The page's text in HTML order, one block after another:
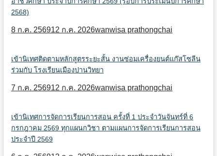
2568)
8 ก.ค. 256912 ก.ค. 2026wanwisa prathongchai
เข้านิเทศติดตามหลักสูตรระยะสั้น งานซ่อมเครื่องยนต์แก๊สโซลีน
ร่วมกับ โรงเรียนเมืองปานวิทยา
7 ก.ค. 256912 ก.ค. 2026wanwisa prathongchai
เข้านิเทศการจัดการเรียนการสอน ครั้งที่ 1 ประจำวันจันทร์ที่ 6
กรกฎาคม 2569 ทุกแผนกวิชา ตามแผนการจัดการเรียนการสอน
ประจำปี 2569